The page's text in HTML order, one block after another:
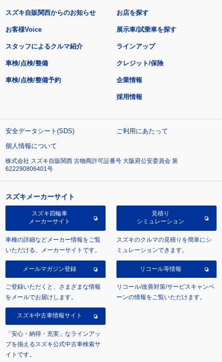
スズキ自販関西からのお知らせ
お客様Voice
スタッフによるクルマ紹介
お店を探す
展示車/試乗車を探す
ラインアップ
車検/点検/整備 クレジット/保険
車検/点検/整備予約 企業情報
採用情報
安全データシート(SDS)
ご利用にあたって
個人情報について
株式会社 スズキ自販関西 古物商許可証番号 大阪府公安委員会 第
622290806401号
スズキメーカーサイト
スズキ四輪車
メーカーサイト
車種の詳細などメーカー情報をご覧
いただける、メーカーサイトです。
見積り
シミュレーション
スズキのクルマの見積りを簡単にシ
ミュレーションできます。
メールマガジン登録
ご登録いただくと、さまざまな情報
をメールでお届けします。
リコール等情報
リコール/改善対策/サービスキャンペ
ーンの情報をご覧いただけます。
スズキ中古車情報サイト
「安心・納得・充実」なラインアッ
プを揃えるスズキ公式中古車検索サ
イトです。